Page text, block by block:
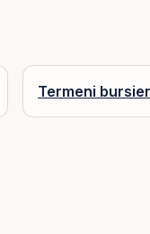
Termeni